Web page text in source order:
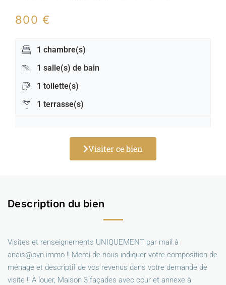
800 €
1 chambre(s)
1 salle(s) de bain
1 toilette(s)
1 terrasse(s)
Visiter ce bien
Description du bien
Visites et renseignements UNIQUEMENT par mail à
anais@pvn.immo !! Merci de nous indiquer votre composition de
ménage et descriptif de vos revenus dans votre demande de
visite !! À louer, Maison 3 façades avec cour et annexe à